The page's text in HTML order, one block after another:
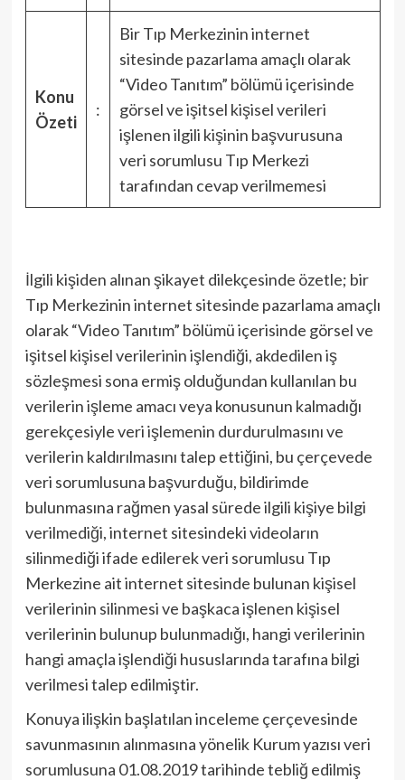
Konu
Özeti
:
Bir Tıp Merkezinin internet
sitesinde pazarlama amaçlı olarak
“Video Tanıtım” bölümü içerisinde
görsel ve işitsel kişisel verileri
işlenen ilgili kişinin başvurusuna
veri sorumlusu Tıp Merkezi
tarafından cevap verilmemesi
İlgili kişiden alınan şikayet dilekçesinde özetle; bir
Tıp Merkezinin internet sitesinde pazarlama amaçlı
olarak “Video Tanıtım” bölümü içerisinde görsel ve
işitsel kişisel verilerinin işlendiği, akdedilen iş
sözleşmesi sona ermiş olduğundan kullanılan bu
verilerin işleme amacı veya konusunun kalmadığı
gerekçesiyle veri işlemenin durdurulmasını ve
verilerin kaldırılmasını talep ettiğini, bu çerçevede
veri sorumlusuna başvurduğu, bildirimde
bulunmasına rağmen yasal sürede ilgili kişiye bilgi
verilmediği, internet sitesindeki videoların
silinmediği ifade edilerek veri sorumlusu Tıp
Merkezine ait internet sitesinde bulunan kişisel
verilerinin silinmesi ve başkaca işlenen kişisel
verilerinin bulunup bulunmadığı, hangi verilerinin
hangi amaçla işlendiği hususlarında tarafına bilgi
verilmesi talep edilmiştir.
Konuya ilişkin başlatılan inceleme çerçevesinde
savunmasının alınmasına yönelik Kurum yazısı veri
sorumlusuna 01.08.2019 tarihinde tebliğ edilmiş